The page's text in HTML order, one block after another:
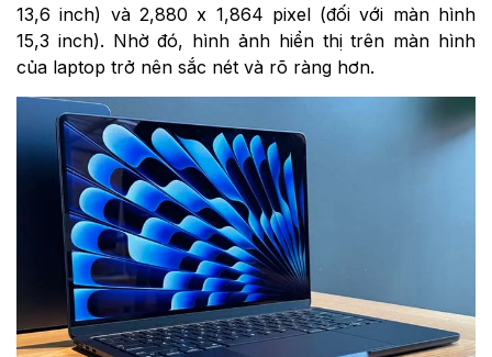
13,6 inch) và 2,880 x 1,864 pixel (đối với màn hình
15,3 inch). Nhờ đó, hình ảnh hiển thị trên màn hình
của laptop trở nên sắc nét và rõ ràng hơn.